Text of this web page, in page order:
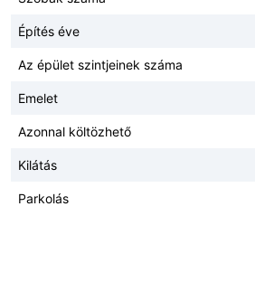
Építés éve
Az épület szintjeinek száma
Emelet
Azonnal költözhető
Kilátás
Parkolás